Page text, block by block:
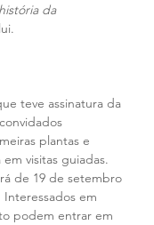
da
teve assinatura da
plantas e
visitas guiadas.
de 19 de setembro
em
podem entrar em